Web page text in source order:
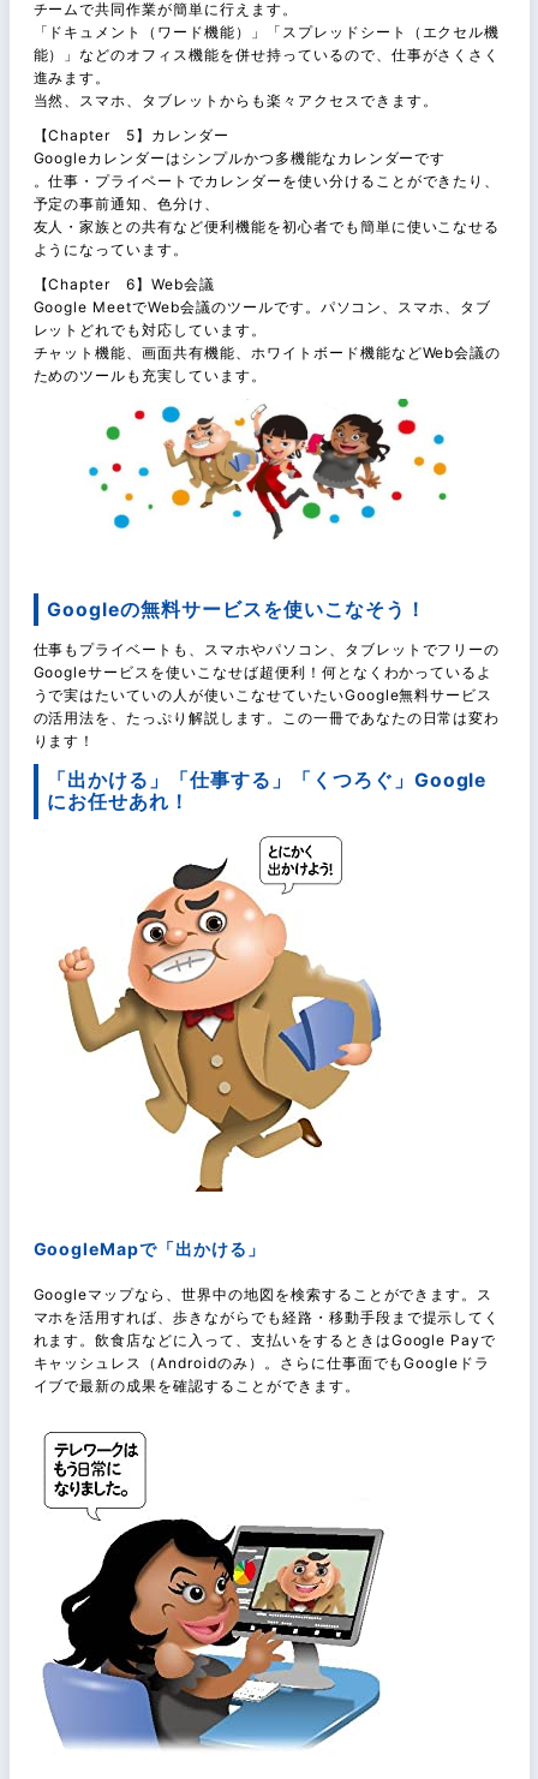
チームで共同作業が簡単に行えます。
「ドキュメント（ワード機能）」「スプレッドシート（エクセル機
能）」などのオフィス機能を併せ持っているので、仕事がさくさく
進みます。
当然、スマホ、タブレットからも楽々アクセスできます。
【Chapter 5】カレンダー
Googleカレンダーはシンプルかつ多機能なカレンダーです
。仕事・プライベートでカレンダーを使い分けることができたり、
予定の事前通知、色分け、
友人・家族との共有など便利機能を初心者でも簡単に使いこなせる
ようになっています。
【Chapter 6】Web会議
Google MeetでWeb会議のツールです。パソコン、スマホ、タブ
レットどれでも対応しています。
チャット機能、画面共有機能、ホワイトボード機能などWeb会議の
ためのツールも充実しています。
Googleの無料サービスを使いこなそう！
仕事もプライベートも、スマホやパソコン、タブレットでフリーの
Googleサービスを使いこなせば超便利！何となくわかっているよ
うで実はたいていの人が使いこなせていたいGoogle無料サービス
の活用法を、たっぷり解説します。この一冊であなたの日常は変わ
ります！
「出かける」「仕事する」「くつろぐ」Google
にお任せあれ！
GoogleMapで「出かける」
Googleマップなら、世界中の地図を検索することができます。ス
マホを活用すれば、歩きながらでも経路・移動手段まで提示してく
れます。飲食店などに入って、支払いをするときはGoogle Payで
キャッシュレス（Androidのみ）。さらに仕事面でもGoogleドラ
イブで最新の成果を確認することができます。